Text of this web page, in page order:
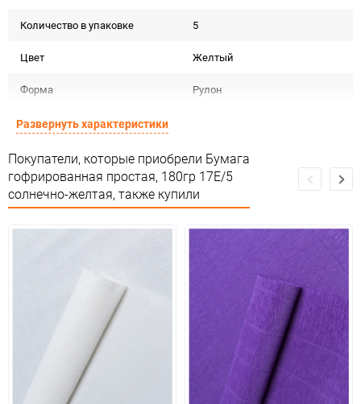
Количество в упаковке 5
Цвет Желтый
Форма Рулон
Материал
Срок годности Срок годности не ограничен
Предназначение товара Для флористики
Темп. хранения: -20 до +35 С .
Минимальное количество
Количество в коробке
Единица измерения
ЦветНоменклатуры желтый солнечный
Развернуть характеристики
Покупатели, которые приобрели Бумага
гофрированная простая, 180гр 17Е/5
солнечно-желтая, также купили